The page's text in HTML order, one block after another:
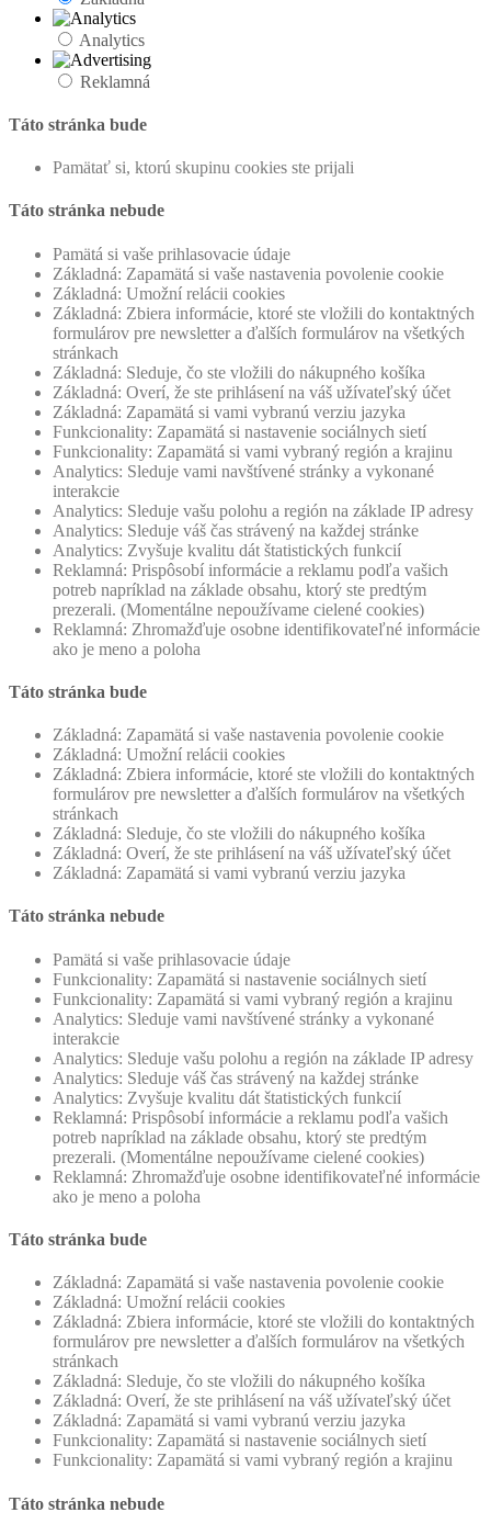
Analytics
Reklamná
Táto stránka bude
Pamätať si, ktorú skupinu cookies ste prijali
Táto stránka nebude
Pamätá si vaše prihlasovacie údaje
Základná: Zapamätá si vaše nastavenia povolenie cookie
Základná: Umožní relácii cookies
Základná: Zbiera informácie, ktoré ste vložili do kontaktných
formulárov pre newsletter a ďalších formulárov na všetkých
stránkach
Základná: Sleduje, čo ste vložili do nákupného košíka
Základná: Overí, že ste prihlásení na váš užívateľský účet
Základná: Zapamätá si vami vybranú verziu jazyka
Funkcionality: Zapamätá si nastavenie sociálnych sietí
Funkcionality: Zapamätá si vami vybraný región a krajinu
Analytics: Sleduje vami navštívené stránky a vykonané
interakcie
Analytics: Sleduje vašu polohu a región na základe IP adresy
Analytics: Sleduje váš čas strávený na každej stránke
Analytics: Zvyšuje kvalitu dát štatistických funkcií
Reklamná: Prispôsobí informácie a reklamu podľa vašich
potreb napríklad na základe obsahu, ktorý ste predtým
prezerali. (Momentálne nepoužívame cielené cookies)
Reklamná: Zhromažďuje osobne identifikovateľné informácie
ako je meno a poloha
Táto stránka bude
Základná: Zapamätá si vaše nastavenia povolenie cookie
Základná: Umožní relácii cookies
Základná: Zbiera informácie, ktoré ste vložili do kontaktných
formulárov pre newsletter a ďalších formulárov na všetkých
stránkach
Základná: Sleduje, čo ste vložili do nákupného košíka
Základná: Overí, že ste prihlásení na váš užívateľský účet
Základná: Zapamätá si vami vybranú verziu jazyka
Táto stránka nebude
Pamätá si vaše prihlasovacie údaje
Funkcionality: Zapamätá si nastavenie sociálnych sietí
Funkcionality: Zapamätá si vami vybraný región a krajinu
Analytics: Sleduje vami navštívené stránky a vykonané
interakcie
Analytics: Sleduje vašu polohu a región na základe IP adresy
Analytics: Sleduje váš čas strávený na každej stránke
Analytics: Zvyšuje kvalitu dát štatistických funkcií
Reklamná: Prispôsobí informácie a reklamu podľa vašich
potreb napríklad na základe obsahu, ktorý ste predtým
prezerali. (Momentálne nepoužívame cielené cookies)
Reklamná: Zhromažďuje osobne identifikovateľné informácie
ako je meno a poloha
Táto stránka bude
Základná: Zapamätá si vaše nastavenia povolenie cookie
Základná: Umožní relácii cookies
Základná: Zbiera informácie, ktoré ste vložili do kontaktných
formulárov pre newsletter a ďalších formulárov na všetkých
stránkach
Základná: Sleduje, čo ste vložili do nákupného košíka
Základná: Overí, že ste prihlásení na váš užívateľský účet
Základná: Zapamätá si vami vybranú verziu jazyka
Funkcionality: Zapamätá si nastavenie sociálnych sietí
Funkcionality: Zapamätá si vami vybraný región a krajinu
Táto stránka nebude